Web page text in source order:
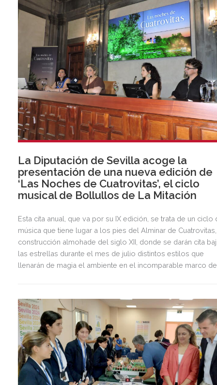
en el marco del Plan de Recuperación, Transformación y
Resiliencia, y financiado por la Unión Europea a través de
Fondos Next Generation EU.
La Diputación de Sevilla acoge la
presentación de una nueva edición de
‘Las Noches de Cuatrovitas’, el ciclo
musical de Bollullos de La Mitación
Esta cita anual, que va por su IX edición, se trata de un ciclo
música que tiene lugar a los pies del Alminar de Cuatrovitas,
construcción almohade del siglo XII, donde se darán cita
las estrellas durante el mes de julio distintos estilos que
llenarán de magia el ambiente en el incomparable marco de